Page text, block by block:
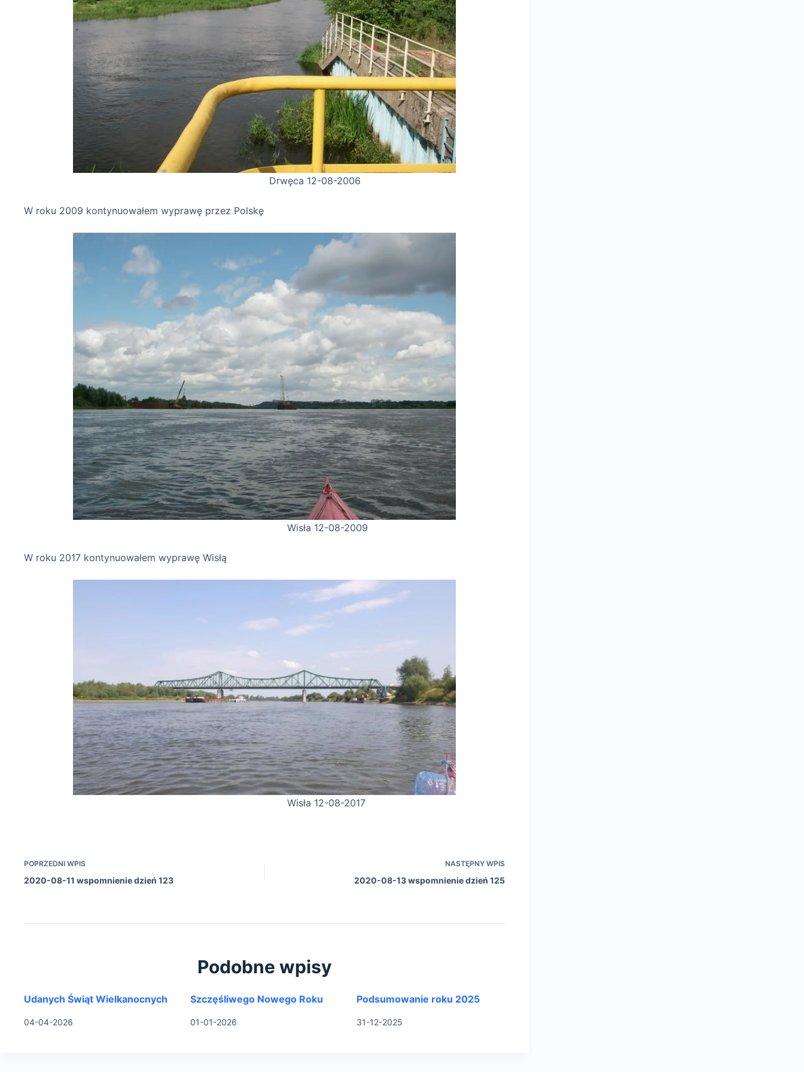
Drwęca 12-08-2006
W roku 2009 kontynuowałem wyprawę przez Polskę
Wisła 12-08-2009
W roku 2017 kontynuowałem wyprawę Wisłą
Wisła 12-08-2017
POPRZEDNI WPIS
2020-08-11 wspomnienie dzień 123
NASTĘPNYWPIS
2020-08-13 wspomnienie dzień 125
Podobne wpisy
Udanych Świąt Wielkanocnych
04-04-2026
Szczęśliwego Nowego Roku
01-01-2026
Podsumowanie roku 2025
31-12-2025